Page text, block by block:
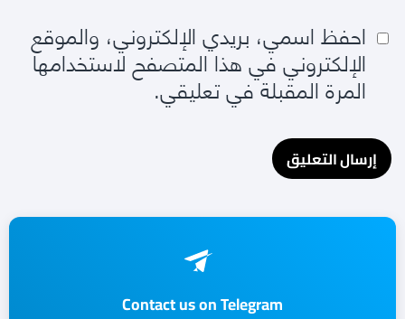
احفظ اسمي، بريدي الإلكتروني، والموقع
الإلكتروني في هذا المتصفح لاستخدامها
المرة المقبلة في تعليقي.
Contact us on Telegram